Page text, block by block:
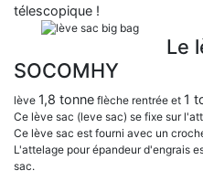
télescopique !
Le
SOCOMHY
lève 1,8 tonne flèche rentrée et 1
Ce lève sac (leve sac) se fixe sur
Ce lève sac est fourni avec un
L'attelage pour épandeur d'engrais
sac.